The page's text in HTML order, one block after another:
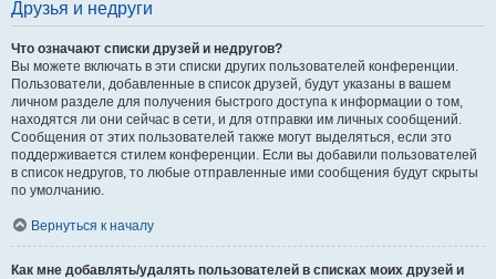
Друзья и недруги
Что означают списки друзей и недругов?
Вы можете включать в эти списки других пользователей конференции.
Пользователи, добавленные в список друзей, будут указаны в вашем
личном разделе для получения быстрого доступа к информации о том,
находятся ли они сейчас в сети, и для отправки им личных сообщений.
Сообщения от этих пользователей также могут выделяться, если это
поддерживается стилем конференции. Если вы добавили пользователей
в список недругов, то любые отправленные ими сообщения будут скрыты
по умолчанию.
Вернуться к началу
Как мне добавлять/удалять пользователей в списках моих друзей и